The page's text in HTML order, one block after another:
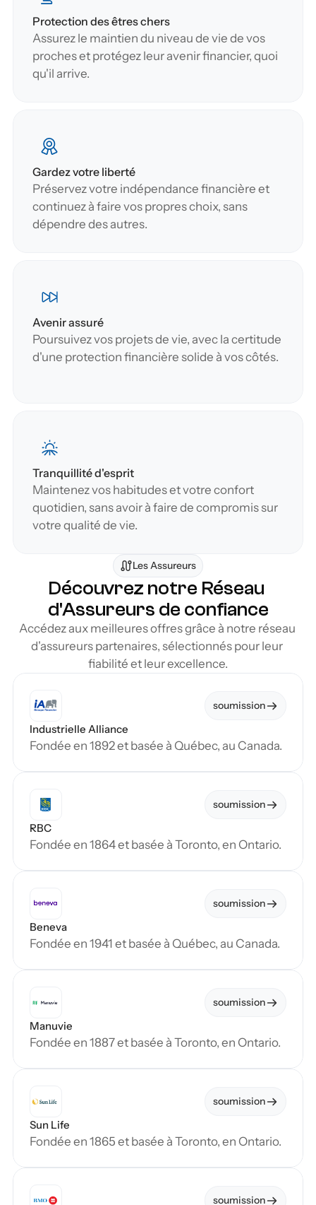
Protection des êtres chers
Assurez le maintien du niveau de vie de vos
proches et protégez leur avenir financier, quoi
qu'il arrive.
Gardez votre liberté
Préservez votre indépendance financière et
continuez à faire vos propres choix, sans
dépendre des autres.
Avenir assuré
Poursuivez vos projets de vie, avec la certitude
d'une protection financière solide à vos côtés.
Tranquillité d'esprit
Maintenez vos habitudes et votre confort
quotidien, sans avoir à faire de compromis sur
votre qualité de vie.
Les Assureurs
Découvrez notre Réseau
d'Assureurs de confiance
Accédez aux meilleures offres grâce à notre réseau
d'assureurs partenaires, sélectionnés pour leur
fiabilité et leur excellence.
soumission
Industrielle Alliance
Fondée en 1892 et basée à Québec, au Canada.
soumission
RBC
Fondée en 1864 et basée à Toronto, en Ontario.
soumission
Beneva
Fondée en 1941 et basée à Québec, au Canada.
soumission
Manuvie
Fondée en 1887 et basée à Toronto, en Ontario.
soumission
Sun Life
Fondée en 1865 et basée à Toronto, en Ontario.
soumission